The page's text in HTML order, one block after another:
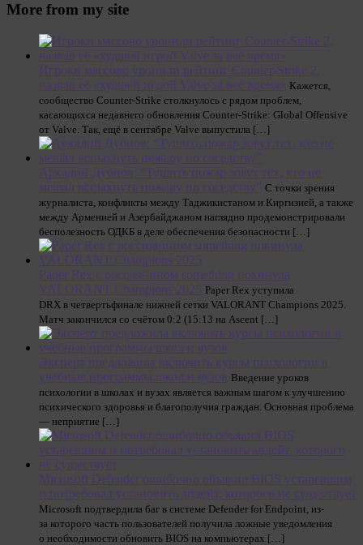
More from my site
Игроки массово уронили рейтинг Counter-Strike 2,
назвав её «худшей игрой Valve за всё время» Кажется,
сообщество Counter-Strike столкнулось с рядом проблем,
касающихся недавнего обновления Counter-Strike: Global Offensive
от Valve. Так, ещё в сентябре Valve выпустила […]
Аркадий Дубнов: “Тушить пожар зовут тех, кто не
мешал вспыхнуть пожару по соседству” С точки зрения
журналиста, конфликты между Таджикистаном и Киргизией, а также
между Арменией и Азербайджаном наглядно продемонстрировали
бесполезность ОДКБ в деле обеспечения безопасности […]
Paper Rex с россиянином something покинула
VALORANT Champions 2025 Paper Rex уступила
DRX в четвертьфинале нижней сетки VALORANT Champions 2025.
Матч закончился со счётом 0:2 (15:13 на Ascent […]
Эксперт предложила включить курсы психологии в
учебные программы школ и вузов Введение уроков
психологии в школах и вузах является важным шагом к улучшению
психического здоровья и благополучия граждан. Основная проблема
— неприятие […]
Microsoft Defender ошибочно объявил BIOS устаревшим
и потребовал установить апдейт, которого не существует
Microsoft подтвердила баг в системе Defender for Endpoint, из-
за которого часть пользователей получила ложные уведомления
о необходимости обновить BIOS на компьютерах […]